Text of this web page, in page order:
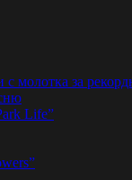
молотка за
Life”